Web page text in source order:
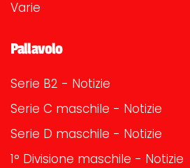
Varie
Pallavolo
Serie B2 - Notizie
Serie C maschile - Notizie
Serie D maschile - Notizie
1° Divisione maschile - Notizie